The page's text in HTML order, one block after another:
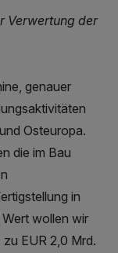
Verwertung der
genauer
Osteuropa.
die im Bau
in
wollen wir
EUR 2,0 Mrd.